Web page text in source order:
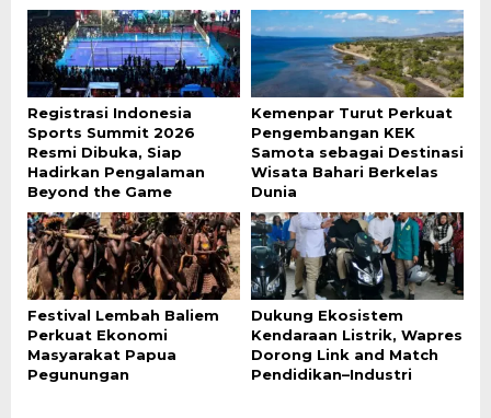
Registrasi Indonesia
Sports Summit 2026
Resmi Dibuka, Siap
Hadirkan Pengalaman
Beyond the Game
Kemenpar Turut Perkuat
Pengembangan KEK
Samota sebagai Destinasi
Wisata Bahari Berkelas
Dunia
Festival Lembah Baliem
Perkuat Ekonomi
Masyarakat Papua
Pegunungan
Dukung Ekosistem
Kendaraan Listrik, Wapres
Dorong Link and Match
Pendidikan–Industri